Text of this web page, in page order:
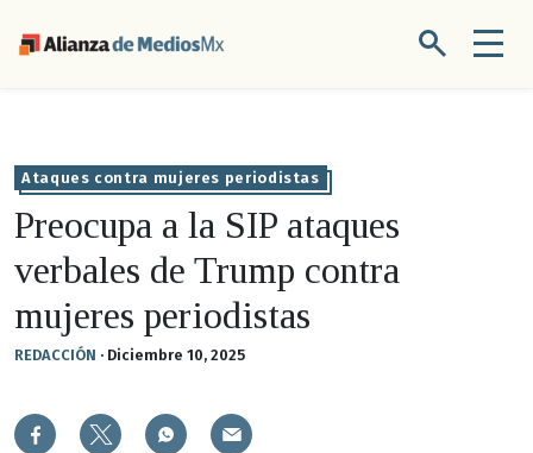
Ataques contra mujeres periodistas
Preocupa a la SIP ataques
verbales de Trump contra
mujeres periodistas
REDACCIÓN · Diciembre 10, 2025